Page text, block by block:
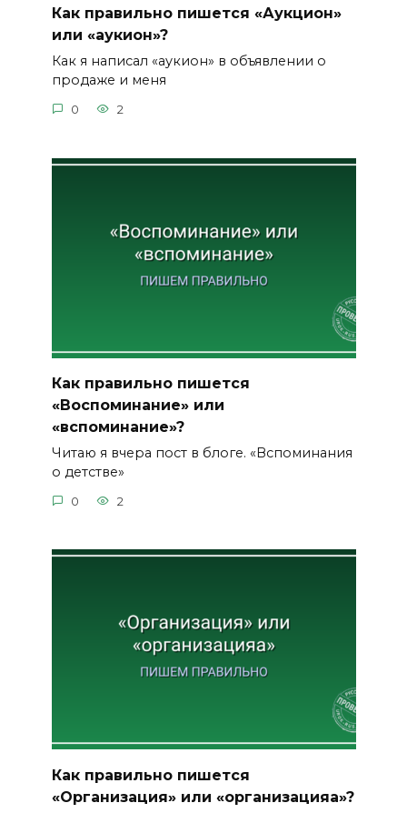
Как правильно пишется «Аукцион»
или «аукион»?
Как я написал «аукион» в объявлении о
продаже и меня
0 2
Как правильно пишется
«Воспоминание» или
«вспоминание»?
Читаю я вчера пост в блоге. «Вспоминания
о детстве»
0 2
Как правильно пишется
«Организация» или «организацияа»?